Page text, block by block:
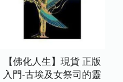
【佛化人生】現貨 正版
入門-古埃及女祭司的靈